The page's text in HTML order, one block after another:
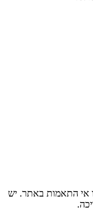
אי התאמות באתר. יש